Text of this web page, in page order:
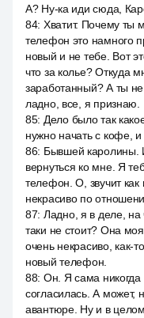
А? Ну-ка иди сюда,
84: Хватит. Почему ты
телефон это намного
новый и не тебе. Вот
что за колье? Откуда
заработанный? А ты
ладно, все, я признаю.
85: Дело было так
нужно начать с кофе,
86: Бывшей каролины.
вернуться ко мне. Я
телефон. О, звучит
некрасиво по
87: Ладно, я в деле, на
таки не стоит? Она
очень некрасиво, как-
новый телефон.
88: Он. Я сама никогда
согласилась. А может,
авантюре. Ну и в